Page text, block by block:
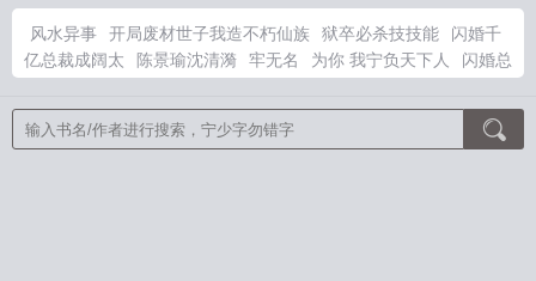
风水异事 开局废材世子我造不朽仙族 狱卒必杀技技能
闪婚千
亿总裁成阔太
陈景瑜沈清漪 牢无名 为你 我宁负天下人
闪婚总
不起 全文阅读
和死对头联烟后他对我又哄又撩
闪婚成爱墨染
狱卒是哪个游戏的梗
温叙晚裴砚辞免费阅读最新章节
狱卒系列